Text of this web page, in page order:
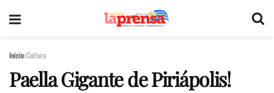
Inicio Cultura
Paella Gigante de Piriápolis!